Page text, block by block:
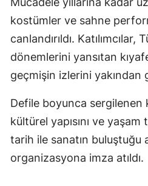
kostümler ve sahne
canlandırıldı.
dönemlerini yansıtan
geçmişin izlerini yakından
Defile boyunca sergilenen
kültürel yapısını ve yaşam
tarih ile sanatın buluştuğu
organizasyona imza atıldı.